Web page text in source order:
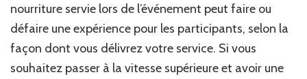
nourriture servie lors de l’événement peut faire ou
défaire une expérience pour les participants, selon la
façon dont vous délivrez votre service. Si vous
souhaitez passer à la vitesse supérieure et avoir une